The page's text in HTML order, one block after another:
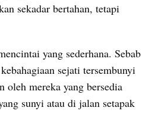
sekadar bertahan, tetapi
yang sederhana. Sebab
sejati tersembunyi
mereka yang bersedia
sunyi atau di jalan setapak